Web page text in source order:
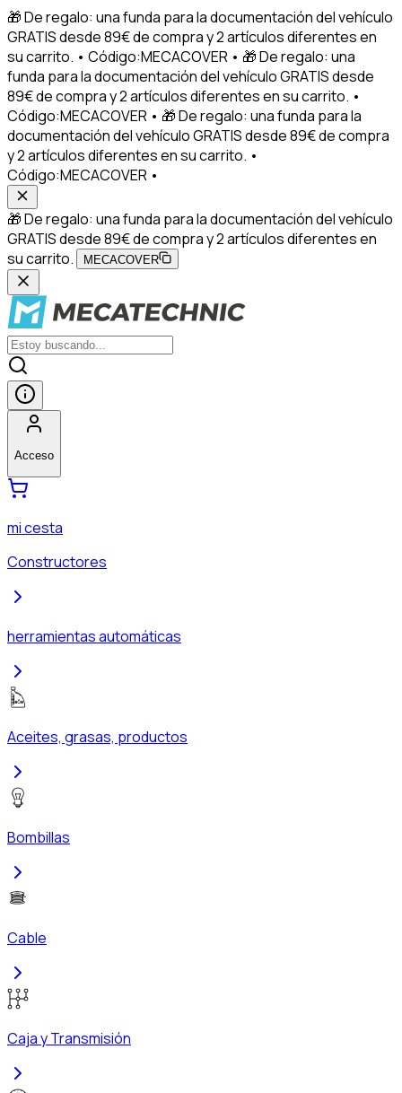
🎁 De regalo: una funda para la documentación del vehículo
GRATIS desde 89€ de compra y 2 artículos diferentes en
su carrito. • Código:MECACOVER • 🎁 De regalo: una
funda para la documentación del vehículo GRATIS desde
89€ de compra y 2 artículos diferentes en su carrito. •
Código:MECACOVER • 🎁 De regalo: una funda para la
documentación del vehículo GRATIS desde 89€ de compra
y 2 artículos diferentes en su carrito. •
Código:MECACOVER •
🎁 De regalo: una funda para la documentación del vehículo
GRATIS desde 89€ de compra y 2 artículos diferentes en
su carrito.
MECACOVER
Acceso
mi cesta
Constructores
herramientas automáticas
Aceites, grasas, productos
Bombillas
Cable
Caja y Transmisión